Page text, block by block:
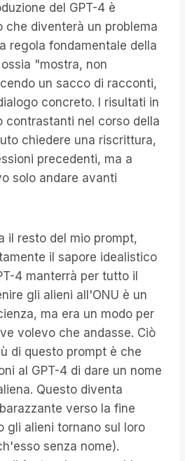
del GPT-4 è
che diventerà un problema
regola fondamentale della
"mostra, non
un sacco di racconti,
concreto. I risultati in
contrastanti nel corso della
chiedere una riscrittura,
precedenti, ma a
solo andare avanti
il resto del mio prompt,
il sapore idealistico
4 manterrà per tutto il
gli alieni all'ONU è un
ma era un modo per
volevo che andasse. Ciò
di questo prompt è che
al GPT-4 di dare un nome
Questo diventa
verso la fine
gli alieni tornano sul loro
senza nome).